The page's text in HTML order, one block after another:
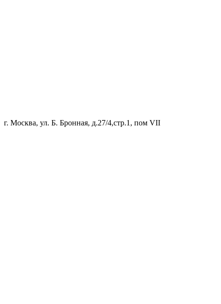
г. Москва, ул. Б. Бронная, д.27/4,стр.1, пом VII